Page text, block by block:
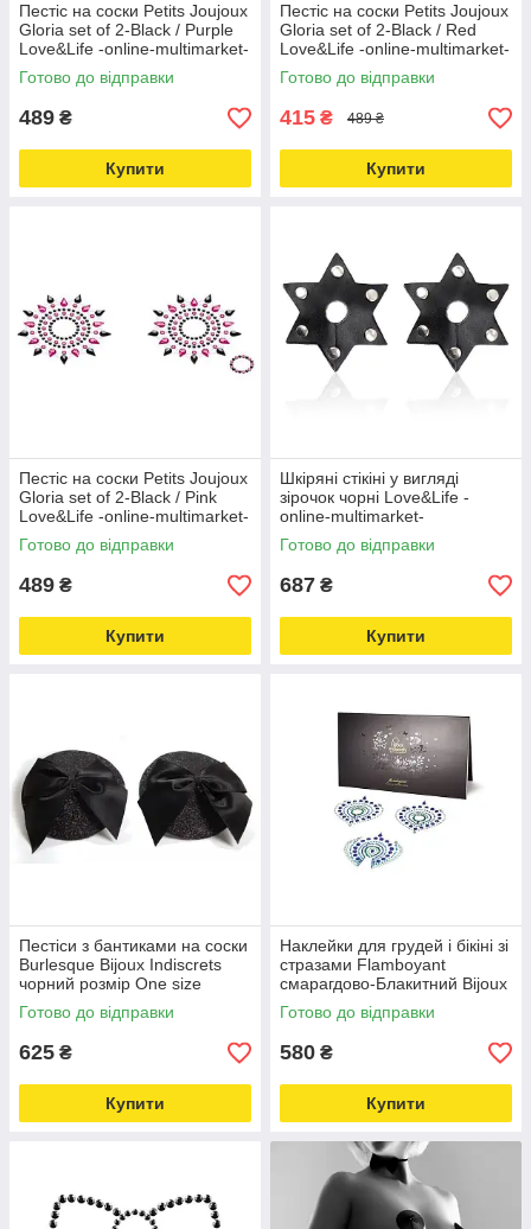
Пестіс на соски Petits Joujoux
Gloria set of 2-Black / Purple
Love&Life -online-multimarket-
Готово до відправки
489 ₴
Купити
Пестіс на соски Petits Joujoux
Gloria set of 2-Black / Red
Love&Life -online-multimarket-
Готово до відправки
415 ₴ 489 ₴
Купити
Пестіс на соски Petits Joujoux
Gloria set of 2-Black / Pink
Love&Life -online-multimarket-
Готово до відправки
489 ₴
Купити
Шкіряні стікіні у вигляді
зірочок чорні Love&Life -
online-multimarket-
Готово до відправки
687 ₴
Купити
Пестіси з бантиками на соски
Burlesque Bijoux Indiscrets
чорний розмір One size
Love&Life -online-multimarket-
Готово до відправки
625 ₴
Купити
Наклейки для грудей і бікіні зі
стразами Flamboyant
смарагдово-Блакитний Bijoux
Indiscrets Love&Life -online-
multimarket-
Готово до відправки
580 ₴
Купити